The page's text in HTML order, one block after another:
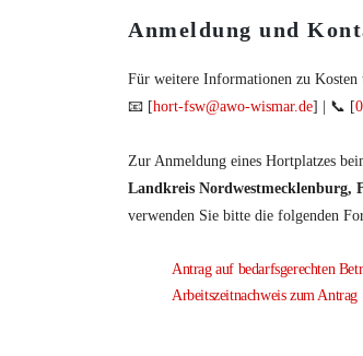
Anmeldung und
Für weitere Informationen zu Kosten
📧 [hort-fsw@awo-wismar.de] | 📞 [
Zur Anmeldung eines Hortplatzes
Landkreis Nordwestmecklenburg,
verwenden Sie bitte die folgenden
Antrag auf bedarfsgerechten
Arbeitszeitnachweis zum Antrag